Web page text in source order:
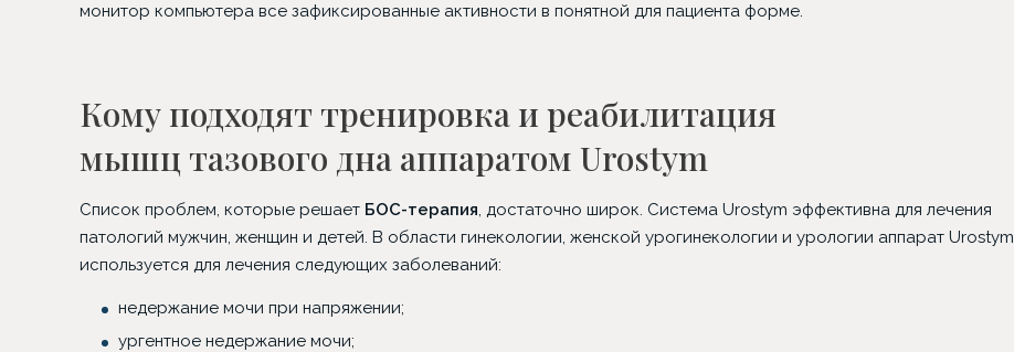
монитор компьютера все зафиксированные активности в понятной для пациента форме.
Кому подходят тренировка и реабилитация
мышц тазового дна аппаратом Urostym
Список проблем, которые решает БОС-терапия, достаточно широк. Система Urostym эффективна для лечения
патологий мужчин, женщин и детей. В области гинекологии, женской урогинекологии и урологии аппарат Urostym
используется для лечения следующих заболеваний:
недержание мочи при напряжении;
ургентное недержание мочи;